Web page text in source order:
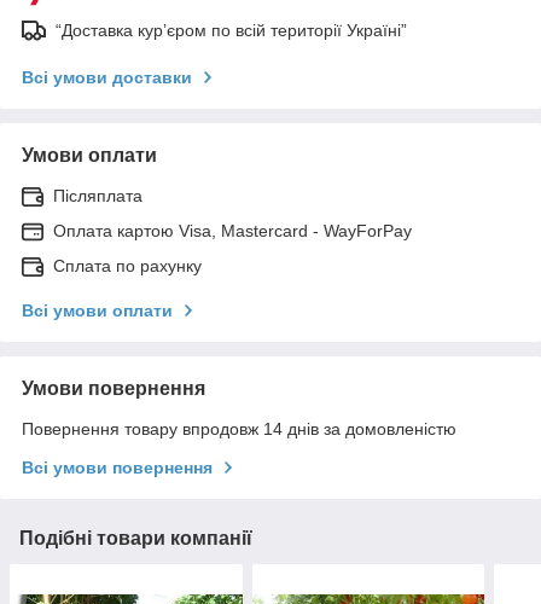
“Доставка кур’єром по всій території Україні”
Всі умови доставки
Умови оплати
Післяплата
Оплата картою Visa, Mastercard - WayForPay
Сплата по рахунку
Всі умови оплати
Умови повернення
Повернення товару впродовж 14 днів за домовленістю
Всі умови повернення
Подібні товари компанії